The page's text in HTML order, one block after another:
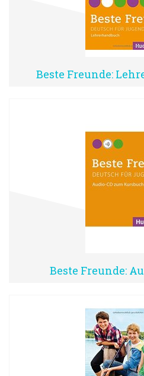
Beste Freunde:
Beste Freunde: